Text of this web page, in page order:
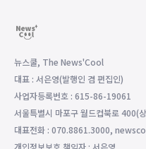
뉴스쿨, The News'Cool
대표 : 서은영(발행인 겸 편집인)
사업자등록번호 : 615-86-19061
서울특별시 마포구 월드컵북로 400(
대표전화 : 070.8861.3000,